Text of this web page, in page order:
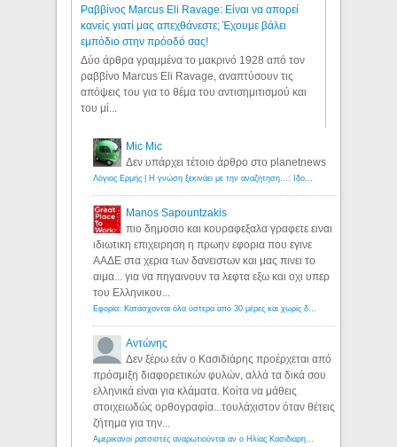
Ραββίνος Marcus Eli Ravage: Είναι να απορεί
κανείς γιατί μας απεχθάνεστε; Έχουμε βάλει
εμπόδιο στην πρόοδό σας!
Δύο άρθρα γραμμένα το μακρινό 1928 από τον
ραββίνο Marcus Eli Ravage, αναπτύσουν τις
απόψεις του για το θέμα του αντισημιτισμού και
του μί...
Mic Mic
Δεν υπάρχει τέτοιο άρθρο στο planetnews
Λόγιος Ερμής | Η γνώση ξεκινάει με την αναζήτηση...: Ιδού οι 18 που χρωστούν 11 δις ευρώ!
Manos Sapountzakis
πιο δημοσιο και κουραφεξαλα γραφετε ειναι
ιδιωτικη επιχειρηση η πρωην εφορια που εγινε
ΑΑΔΕ στα χερια των δανειστων και μας πινει το
αιμα... για να πηγαινουν τα λεφτα εξω και οχι υπερ
του Ελληνικου...
Εφορία: Κατάσχονται όλα ύστερα από 30 μέρες και χωρίς δικαστικές αποφάσεις - Λόγιος Ερμής
Αντώνης
Δεν ξέρω εάν ο Κασιδιάρης προέρχεται από
πρόσμιξη διαφορετικών φυλών, αλλά τα δικά σου
ελληνικά είναι για κλάματα. Κοίτα να μάθεις
στοιχειωδώς ορθογραφία...τουλάχιστον όταν θέτεις
ζήτημα για την...
Αμερικανοί ρατσιστές αναρωτιούνται αν ο Ηλίας Κασιδιάρης ανήκει στη λευκή φυλή... - Λόγιος Ερμής